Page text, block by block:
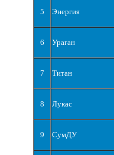
5 Энергия
6 Ураган
7 Титан
8 Лукас
9 СумДУ